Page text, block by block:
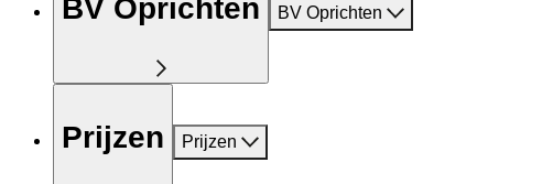
BV Oprichten BV Oprichten
Prijzen Prijzen